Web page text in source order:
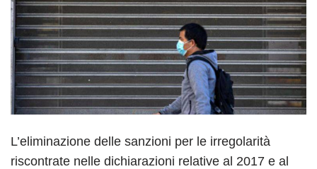
L’eliminazione delle sanzioni per le irregolarità
riscontrate nelle dichiarazioni relative al 2017 e al